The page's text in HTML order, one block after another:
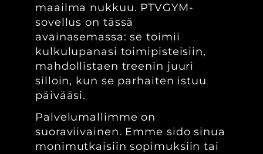
maailma nukkuu. PTVGYM-
sovellus on tässä
avainasemassa: se toimii
kulkulupanasi toimipisteisiin,
mahdollistaen treenin juuri
silloin, kun se parhaiten istuu
päivääsi.
Palvelumallimme on
suoraviivainen. Emme sido sinua
monimutkaisiin sopimuksiin tai